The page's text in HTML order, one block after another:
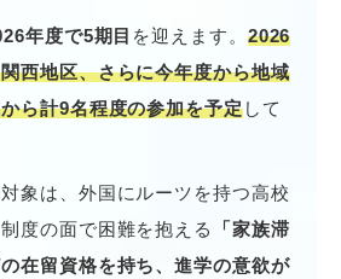
年度で5期目 を迎えます。 2026
西地区、さらに今年度から地域
ら計9名程度の参加を予定して
象は、外国にルーツを持つ高校
度の面で困難を抱える
「家族滞
在留資格を持ち、進学の意欲が